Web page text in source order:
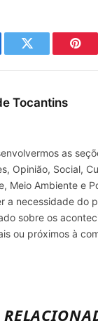
Twitter
Tocantins
as
Opinião, Social,
Meio Ambiente e
a necessidade do
sobre os
ou próximos à